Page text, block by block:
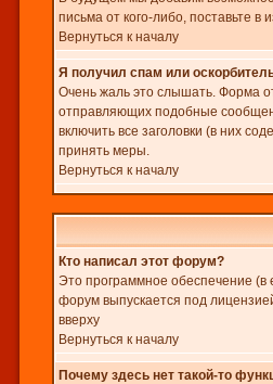
письма от кого-либо, поставьте
Вернуться к началу
Я получил спам или
Очень жаль это слышать. Форма
отправляющих подобные
включить все заголовки (в них
принять меры.
Вернуться к началу
Кто написал этот форум?
Это программное обеспечение
форум выпускается под
вверху
Вернуться к началу
Почему здесь нет такой-то